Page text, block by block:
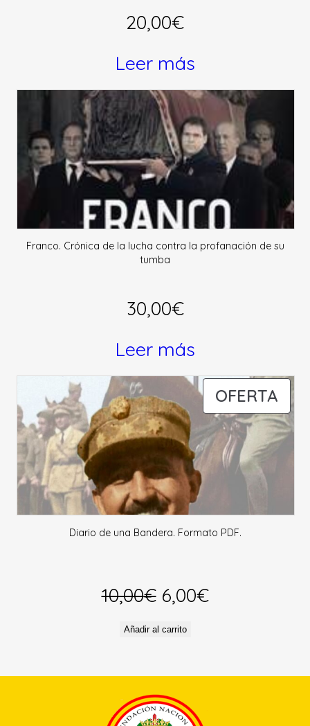
20,00€
Leer más
Franco. Crónica de la lucha contra la profanación de su
tumba
30,00€
Leer más
OFERTA
EN
Diario de una Bandera. Formato PDF.
10,00€ El
precio
era:
10,00€.
6,00€El
es:
Añadir al carrito